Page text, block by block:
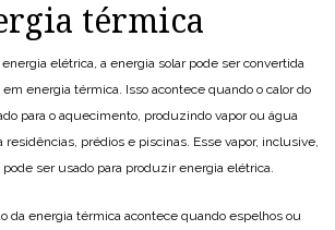
térmica
elétrica, a energia solar pode ser convertida
energia térmica. Isso acontece quando o calor do
para o aquecimento, produzindo vapor ou água
residências, prédios e piscinas. Esse vapor, inclusive,
ser usado para produzir energia elétrica.
da energia térmica acontece quando espelhos ou